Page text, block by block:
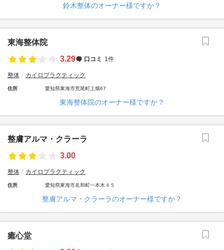
鈴木整体のオーナー様ですか？
東海整体院
3.29
口コミ 1件
整体 カイロプラクティック
住所 愛知県東海市荒尾町上畑67
東海整体院のオーナー様ですか？
整膚アルマ・クラーラ
3.00
整体 カイロプラクティック
住所 愛知県東海市名和町一本木４５
整膚アルマ・クラーラのオーナー様ですか？
癒心堂